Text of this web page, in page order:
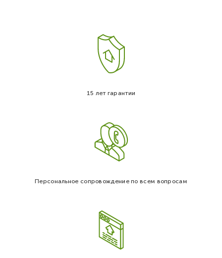
15 лет гарантии
Персональное сопровождение по всем вопросам